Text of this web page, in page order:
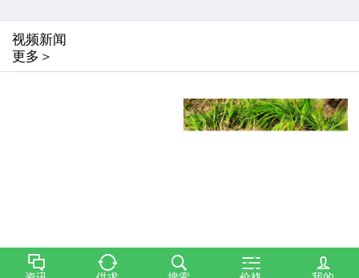
视频新闻
更多＞
河北兴隆：林下种药材 刨出好“钱”景
[详情]
中药材麦冬清洗加工
[详情]